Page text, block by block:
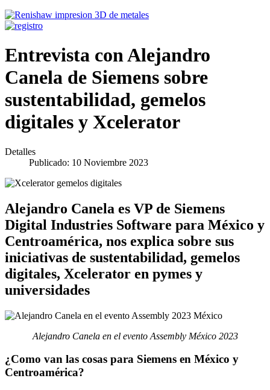
Entrevista con Alejandro
Canela de Siemens sobre
sustentabilidad, gemelos
digitales y Xcelerator
Detalles
Publicado: 10 Noviembre 2023
Alejandro Canela es VP de Siemens
Digital Industries Software para México y
Centroamérica, nos explica sobre sus
iniciativas de sustentabilidad, gemelos
digitales, Xcelerator en pymes y
universidades
Alejandro Canela en el evento Assembly México 2023
¿Como van las cosas para Siemens en México y
Centroamérica?